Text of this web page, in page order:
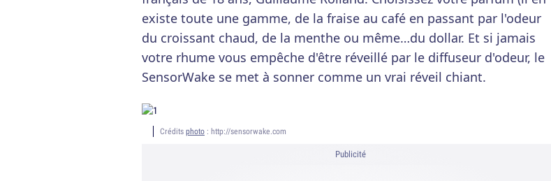
existe toute une gamme, de la fraise au café en passant par l'odeur
du croissant chaud, de la menthe ou même…du dollar. Et si jamais
votre rhume vous empêche d'être réveillé par le diffuseur d'odeur, le
SensorWake se met à sonner comme un vrai réveil chiant.
Crédits photo : http://sensorwake.com
Publicité